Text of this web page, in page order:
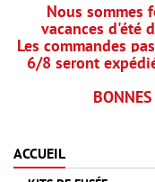
Nous sommes
vacances d'été
Les commandes
6/8 seront
ACCUEIL